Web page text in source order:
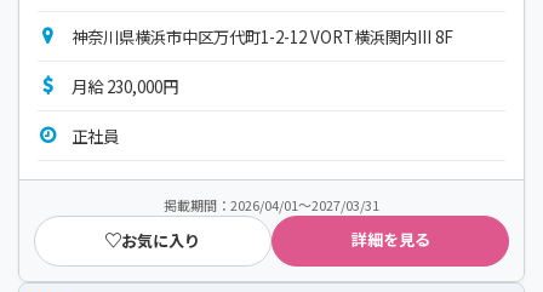
神奈川県横浜市中区万代町1-2-12 VORT横浜関内III 8F
月給 230,000円
正社員
掲載期間：2026/04/01～2027/03/31
お気に入り 詳細を見る